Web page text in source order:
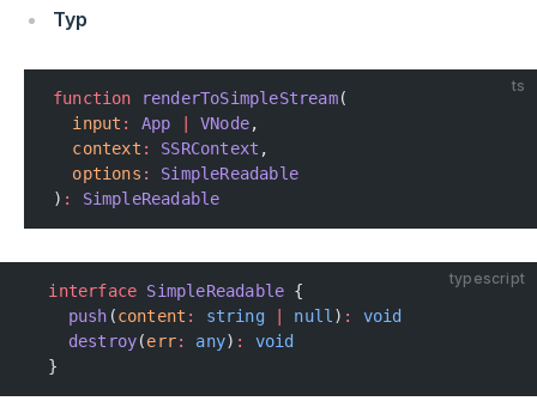
Typ
ts
function renderToSimpleStream(
  input
: App | VNode,
  context
: SSRContext ,
  options
:
SimpleReadable
) : SimpleReadable
typescript
  interface
SimpleReadable {
    push
(content : string | null ) :
void
    destroy
(err: any) :
void
  }